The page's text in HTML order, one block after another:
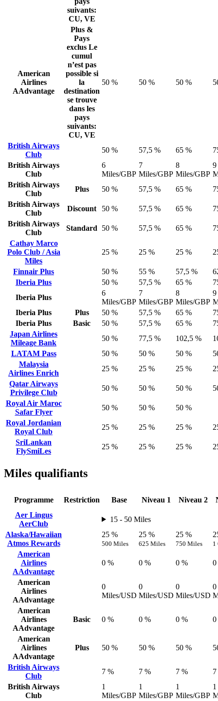
suivants:
CU, VE
American
Airlines
AAdvantage
Plus &
Pays
exclus Le
cumul
n’est pas
possible si
la
destination
se trouve
dans les
pays
suivants:
CU, VE
50 % 50 % 50 %
British Airways
Club
50 % 57,5 % 65 %
British Airways
Club
6
Miles/GBP
7
Miles/GBP
8
Miles/GBP
9
British Airways
Club
Plus 50 % 57,5 % 65 %
British Airways
Club
Discount 50 % 57,5 % 65 %
British Airways
Club
Standard 50 % 57,5 % 65 %
Cathay Marco
Polo Club / Asia
Miles
25 % 25 % 25 %
Finnair Plus 50 % 55 % 57,5 %
Iberia Plus
50 % 57,5 % 65 %
Iberia Plus
6
Miles/GBP
7
Miles/GBP
8
Miles/GBP
9
Iberia Plus
Plus 50 % 57,5 % 65 %
Iberia Plus
Basic 50 % 57,5 % 65 %
Japan Airlines
Mileage Bank
50 % 77,5 % 102,5 %
LATAM Pass
50 % 50 % 50 %
Malaysia
Airlines Enrich
25 % 25 % 25 %
Qatar Airways
Privilege Club
50 % 50 % 50 %
Royal Air Maroc
Safar Flyer
50 % 50 %
50 %
Royal Jordanian
Royal Club
25 % 25 % 25 %
SriLankan
FlySmiLes
25 % 25 % 25 %
Miles qualifiants
Programme Restriction Base Niveau 1 Niveau 2
Aer Lingus
AerClub
15 - 50 Miles
Alaska/Hawaiian
Atmos Rewards
25 %
500 Miles
25 %
625 Miles
25 %
750 Miles 1
American
Airlines
AAdvantage
0 % 0 % 0 % 0
American
Airlines
AAdvantage
0
Miles/USD
0
Miles/USD
0
Miles/USD
0
American
Airlines
AAdvantage
Basic 0 % 0 % 0 % 0
American
Airlines
AAdvantage
Plus 50 % 50 % 50 %
British Airways
Club
7 % 7 % 7 %
British Airways
Club
1
Miles/GBP
1
Miles/GBP
1
Miles/GBP
1